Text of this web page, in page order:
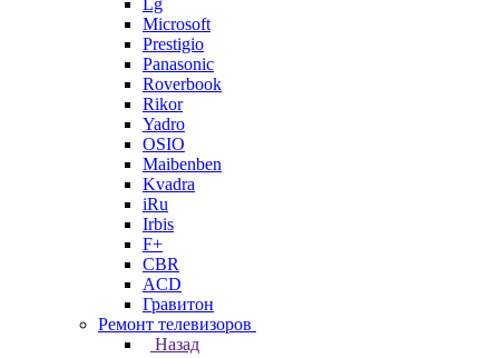
Lg
Microsoft
Prestigio
Panasonic
Roverbook
Rikor
Yadro
OSIO
Maibenben
Kvadra
iRu
Irbis
F+
CBR
ACD
Гравитон
Ремонт телевизоров
Назад